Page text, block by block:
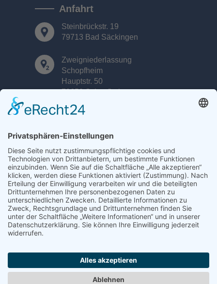
Anfahrt
Steinbrückstr. 19
79713 Bad Säckingen
Zweigniederlassung
Schopfheim
Hauptstr. 50
79650 Schopfheim
+49 (0)7761 - 60 22
+49 (0)7622 - 68 83 760
mail@thomann-gmbh.de